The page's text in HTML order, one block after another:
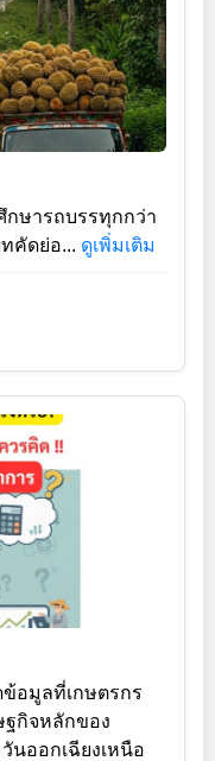
กษารถบรรทุกกว่า
คัดย่อ... ดูเพิ่มเติม
ข้อมูลที่เกษตรกร
ฐกิจหลักของ
นออกเฉียงเหนือ